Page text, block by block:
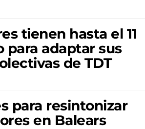
tienen hasta el 11
para adaptar sus
de TDT
para resintonizar
en Balears